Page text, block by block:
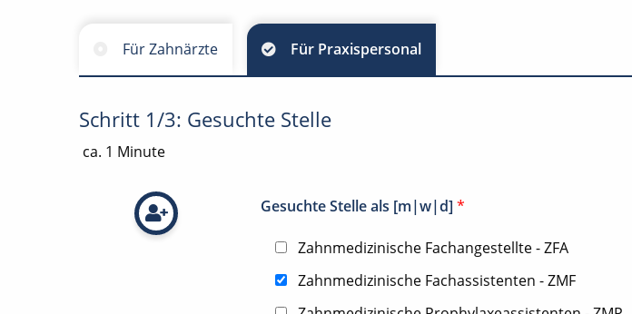
Für Zahnärzte Für Praxispersonal
Schritt 1/3: Gesuchte Stelle
ca. 1 Minute
Gesuchte Stelle als [m|w|d] *
Zahnmedizinische Fachangestellte - ZFA
Zahnmedizinische Fachassistenten - ZMF